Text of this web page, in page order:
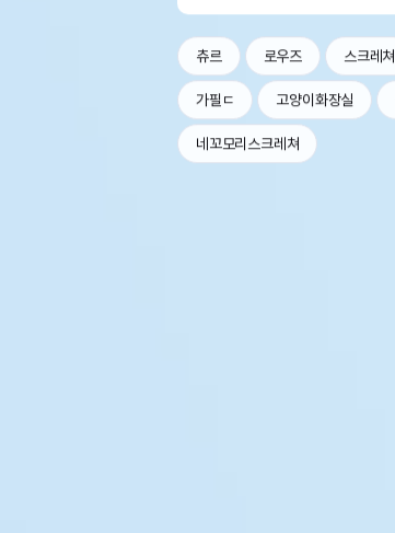
츄르 로우즈 스크레쳐
가필ㄷ 고양이화장실
네꼬모리스크레쳐